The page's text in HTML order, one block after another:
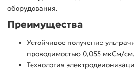
оборудования.
Преимущества
Устойчивое получение
проводимостью 0,055 мкСм/см.
Технология